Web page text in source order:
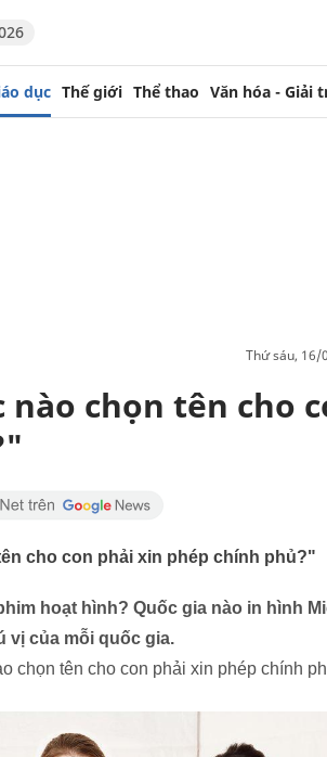
dục Thế giới Thể thao Văn hóa - Giải
thứ sáu,
chọn tên cho
cho con phải xin phép chính phủ?"
hoạt hình? Quốc gia nào in hình
vị của mỗi quốc gia.
chọn tên cho con phải xin phép chính